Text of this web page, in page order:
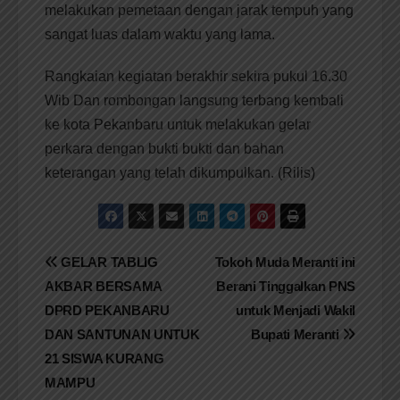
melakukan pemetaan dengan jarak tempuh yang
sangat luas dalam waktu yang lama.
Rangkaian kegiatan berakhir sekira pukul 16.30
Wib Dan rombongan langsung terbang kembali
ke kota Pekanbaru untuk melakukan gelar
perkara dengan bukti bukti dan bahan
keterangan yang telah dikumpulkan. (Rilis)
Navigasi
pos
Tokoh Muda Meranti ini
Berani Tinggalkan PNS
untuk Menjadi Wakil
Bupati Meranti
GELAR TABLIG
AKBAR BERSAMA
DPRD PEKANBARU
DAN SANTUNAN UNTUK
21 SISWA KURANG
MAMPU